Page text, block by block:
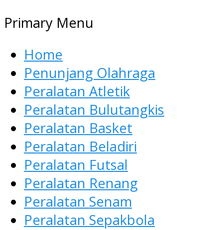
Primary Menu
Home
Penunjang Olahraga
Peralatan Atletik
Peralatan Bulutangkis
Peralatan Basket
Peralatan Beladiri
Peralatan Futsal
Peralatan Renang
Peralatan Senam
Peralatan Sepakbola